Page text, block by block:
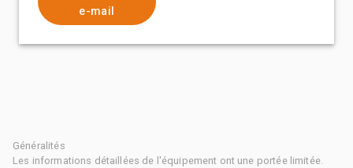
e-mail
Généralités
Les informations détaillées de l'équipement ont une portée limitée.